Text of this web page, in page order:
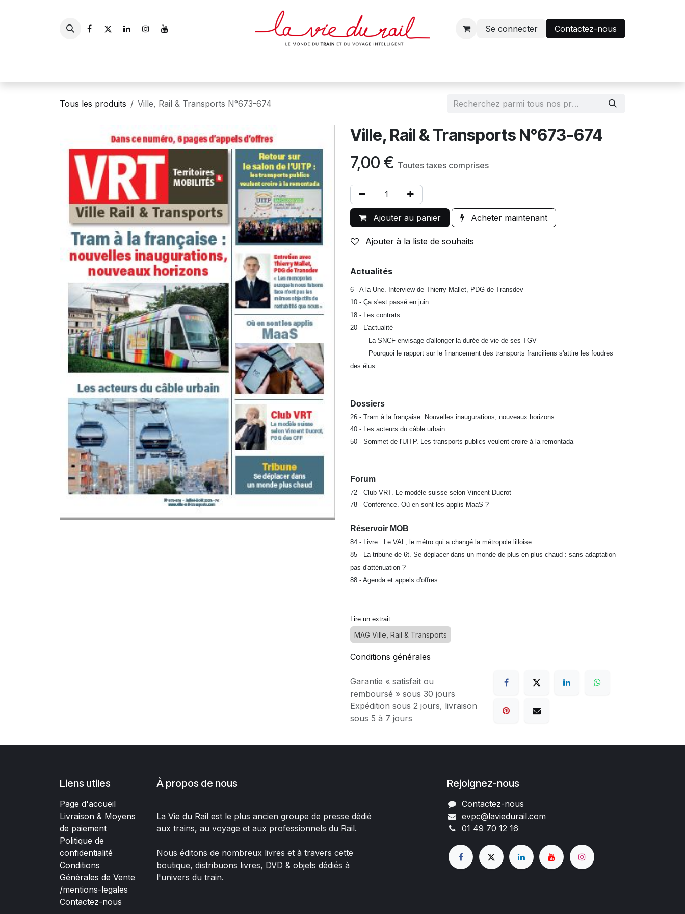
Se connecter Contactez-nous
Tous les produits Ville, Rail & Transports N°673-674
Ville, Rail & Transports N°673-674
7,00 € Toutes taxes comprises
Ajouter au panier Acheter maintenant
Ajouter à la liste de souhaits
Actualités
6 - A la Une. Interview de Thierry Mallet, PDG de Transdev
10 - Ça s'est passé en juin
18 - Les contrats
20 - L'actualité
 La SNCF envisage d'allonger la durée de vie de ses TGV
 Pourquoi le rapport sur le financement des transports franciliens s'attire les foudres
des élus
Dossiers
26 - Tram à la française. Nouvelles inaugurations, nouveaux horizons
40 - Les acteurs du câble urbain
50 - Sommet de l'UITP. Les transports publics veulent croire à la remontada
Forum
72 - Club VRT. Le modèle suisse selon Vincent Ducrot
78 - Conférence. Où en sont les applis MaaS ?
Réservoir MOB
84 - Livre : Le VAL, le métro qui a changé la métropole lilloise
85 - La tribune de 6t. Se déplacer dans un monde de plus en plus chaud : sans adaptation
pas d'atténuation ?
88 - Agenda et appels d'offres
Lire un extrait
MAG Ville, Rail & Transports
Conditions générales
Garantie « satisfait ou
remboursé » sous 30 jours
Expédition sous 2 jours, livraison
sous 5 à 7 jours
Liens utiles
Page d'accueil
Livraison & Moyens
de paiement
Politique de
confidentialité
Conditions
Générales de Vente
/mentions-legales
Contactez-nous
À propos de nous
La Vie du Rail est le plus ancien groupe de presse dédié
aux trains, au voyage et aux professionnels du Rail.
Nous éditons de nombreux livres et à travers cette
boutique, distribuons livres, DVD & objets dédiés à
l'univers du train.
Rejoignez-nous
Contactez-nous
evpc@laviedurail.com
01 49 70 12 16